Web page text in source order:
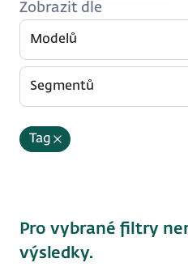
Zobrazit dle
Modelů
Segmentů
Tag
Pro vybrané filtry
výsledky.